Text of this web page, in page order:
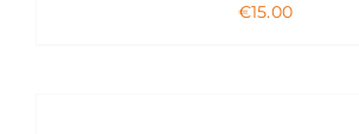
€15.00